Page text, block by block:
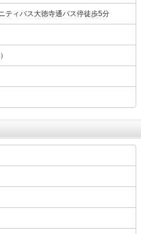
ティバス大徳寺通バス停徒歩5分